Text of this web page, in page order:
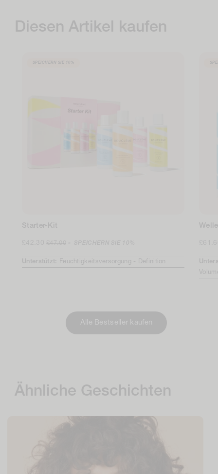
Diesen Artikel kaufen
SPEICHERN SIE
Starter-Kit
£47.00
Unterstützt: Feuchtigkeitsversorgung - Definition
Alle Bestseller kaufen
Ähnliche Geschichten